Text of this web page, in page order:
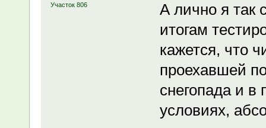
Участок 806
А лично я так
итогам
кажется, что
проехавшей
снегопада и в
условиях,